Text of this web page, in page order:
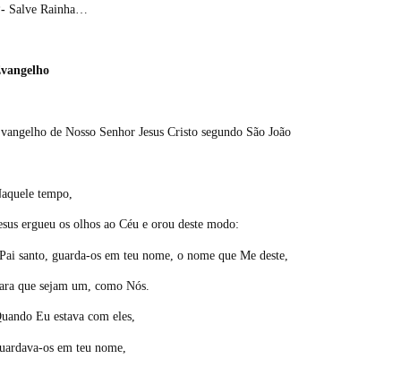
Salve Rainha…
de Nosso Senhor Jesus Cristo segundo São João
tempo,
ergueu os olhos ao Céu e orou deste modo:
santo, guarda-os em teu nome, o nome que Me deste,
que sejam um, como Nós.
Eu estava com eles,
os em teu nome,